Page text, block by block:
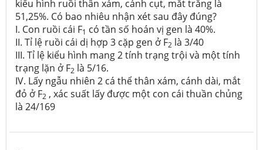
kiểu hình ruồi thân xám, cánh cụt, mắt trắng là
51,25%. Có bao nhiêu nhận xét sau đây đúng?
I. Con ruồi cái F1 có tần số hoán vị gen là 40%.
II. Tỉ lệ ruồi cái dị hợp 3 cặp gen ở F2 là 3/40
III. Tỉ lệ kiểu hình mang 2 tính trạng trội và một tính
trạng lặn ở F2 là 5/16.
IV. Lấy ngẫu nhiên 2 cá thể thân xám, cánh dài, mắt
đỏ ở F2 , xác suất lấy được một con cái thuần chủng
là 24/169